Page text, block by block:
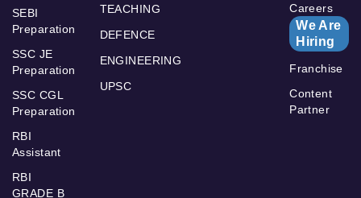
SEBI
Preparation
SSC JE
Preparation
SSC CGL
Preparation
RBI
Assistant
RBI
GRADE B
TEACHING
DEFENCE
ENGINEERING
UPSC
Careers
We Are
Hiring
Franchise
Content
Partner